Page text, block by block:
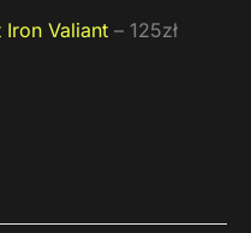
Iron Valiant – 125zł